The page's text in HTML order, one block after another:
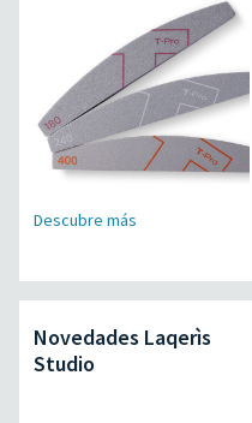
Descubre más
Novedades Laqerìs
Studio